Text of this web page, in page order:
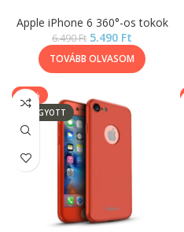
Apple iPhone 6 360°-os tokok
6.490Ft 5.490 Ft
TOVÁBB OLVASOM
-39%
ELFOGYOTT